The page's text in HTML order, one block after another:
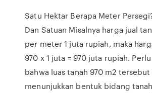
Satu Hektar Berapa Meter
Dan Satuan Misalnya harga jual
per meter 1 juta rupiah, maka
970 x 1 juta = 970 juta rupiah.
bahwa luas tanah 970 m2
menunjukkan bentuk bidang